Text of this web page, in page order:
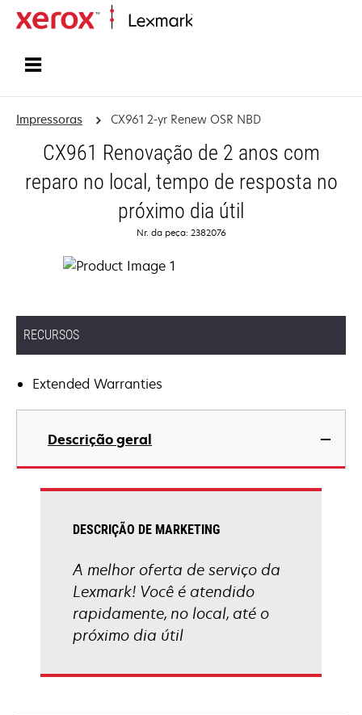
Impressoras CX961 2-yr Renew OSR NBD
CX961 Renovação de 2 anos com
reparo no local, tempo de resposta no
próximo dia útil
Nr. da peça: 2382076
RECURSOS
Extended Warranties
Descrição geral
DESCRIÇÃO DE MARKETING
A melhor oferta de serviço da
Lexmark! Você é atendido
rapidamente, no local, até o
próximo dia útil